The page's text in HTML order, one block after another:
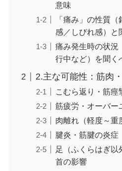
意味
「痛み」の性質
感／しびれ感）と
痛み発生時の状況
行中など）を聞く
2.主な可能性：筋肉
こむら返り・筋痙
筋疲労・オーバー
肉離れ（軽度～重
腱炎・筋腱の炎症
足（ふくらはぎ以
首の影響